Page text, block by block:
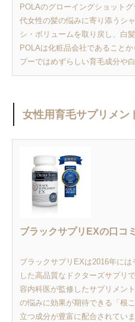
POLAのグローイングショット
代女性の髪の悩みに寄り添うシ
シ・ボリュームを取り戻し、白
POLAは化粧品会社であること
プーではめずらしい育毛成分や
女性用育毛サプリメン
ブラックサプリEXの口コ
ブラックサプリEXは2016年に
した高品質なドクターズサプリ
容内科医が監修したサプリメン
の悩みに効果が期待できる「根
立つ成分が豊富に配合されてい